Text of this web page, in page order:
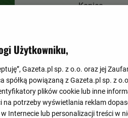
Koniec
Użytkowniku,
Gazeta.pl sp. z o.o. oraz jej
spółką powiązaną z Gazeta.pl sp. z
plików cookie lub inne
na potrzeby wyświetlania reklam
Internecie lub personalizacji treści w